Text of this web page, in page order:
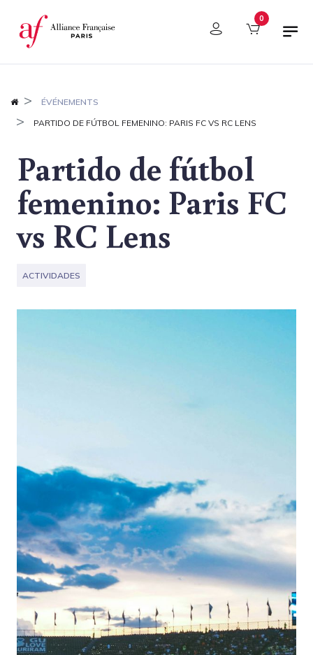
Panel de gestión de cookies 0
ÉVÉNEMENTS
PARTIDO DE FÚTBOL FEMENINO: PARIS FC VS RC LENS
Partido de fútbol
femenino: Paris FC
vs RC Lens
ACTIVIDADES